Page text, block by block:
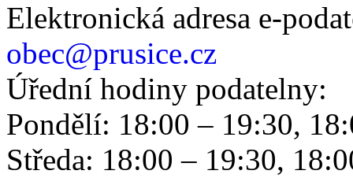
Elektronická adresa
obec@prusice.cz
Úřední hodiny podatelny:
Pondělí: 18:00 – 19:30,
Středa: 18:00 – 19:30,